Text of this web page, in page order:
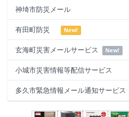
神埼市防災メール
有田町防災 New!
玄海町災害メールサービス New!
小城市災害情報等配信サービス
多久市緊急情報メール通知サービス